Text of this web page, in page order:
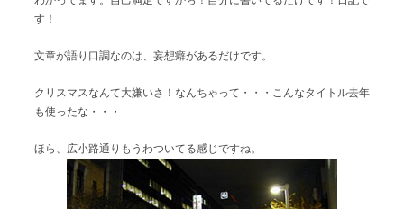
す！
文章が語り口調なのは、妄想癖があるだけです。
クリスマスなんて大嫌いさ！なんちゃって・・・こんなタイトル去年
も使ったな・・・
ほら、広小路通りもうわついてる感じですね。